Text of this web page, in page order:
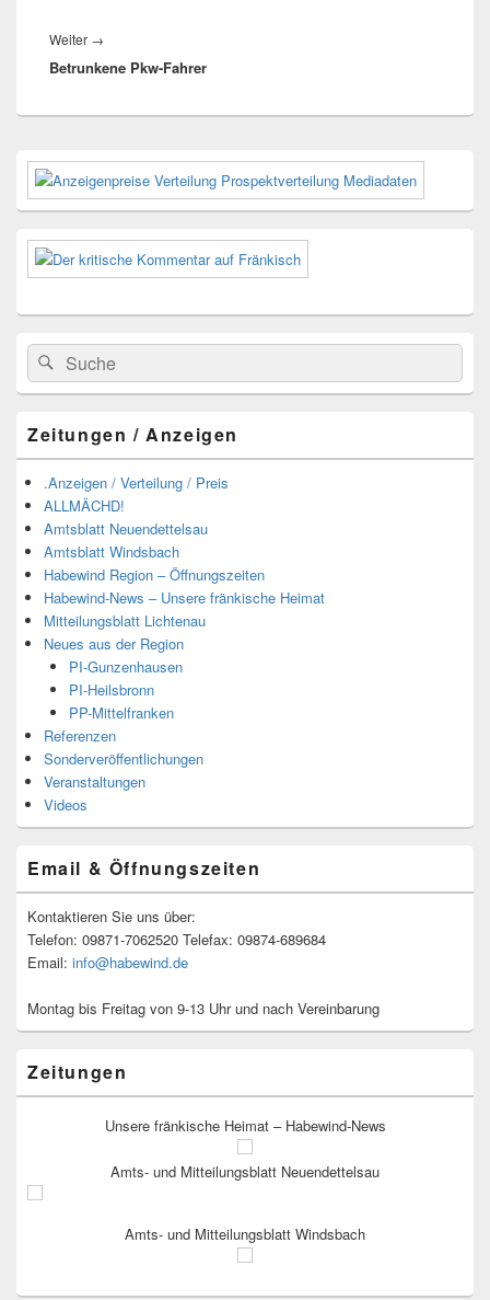
Weiter →
Beitrag:
Betrunkene Pkw-Fahrer
Primärer
Seitenleisten-
Widgetbereich
Suchen
nach:
Suchen
Zeitungen / Anzeigen
.Anzeigen / Verteilung / Preis
ALLMÄCHD!
Amtsblatt Neuendettelsau
Amtsblatt Windsbach
Habewind Region – Öffnungszeiten
Habewind-News – Unsere fränkische Heimat
Mitteilungsblatt Lichtenau
Neues aus der Region
PI-Gunzenhausen
PI-Heilsbronn
PP-Mittelfranken
Referenzen
Sonderveröffentlichungen
Veranstaltungen
Videos
Email & Öffnungszeiten
Kontaktieren Sie uns über:
Telefon: 09871-7062520 Telefax: 09874-689684
Email: info@habewind.de
Montag bis Freitag von 9-13 Uhr und nach Vereinbarung
Zeitungen
Unsere fränkische Heimat – Habewind-News
Amts- und Mitteilungsblatt Neuendettelsau
Amts- und Mitteilungsblatt Windsbach